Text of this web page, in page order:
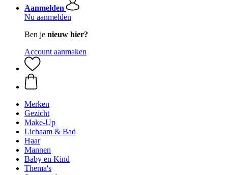
Aanmelden
Nu aanmelden
Ben je nieuw hier?
Account aanmaken
Merken
Gezicht
Make-Up
Lichaam & Bad
Haar
Mannen
Baby en Kind
Thema's